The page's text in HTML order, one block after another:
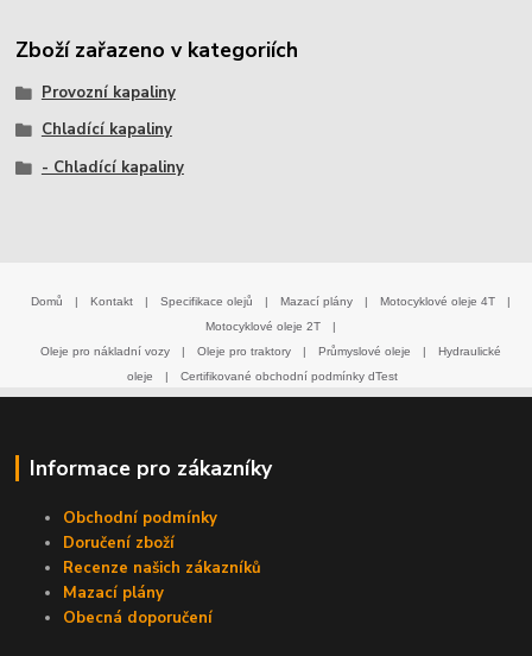
Zboží zařazeno v kategoriích
Provozní kapaliny
Chladící kapaliny
- Chladící kapaliny
Domů | Kontakt | Specifikace olejů | Mazací plány | Motocyklové oleje 4T
|
Motocyklové oleje 2T
|
Oleje pro nákladní vozy
| Oleje pro traktory | Průmyslové oleje |
Hydraulické
oleje
| Certifikované obchodní podmínky dTest
Informace pro zákazníky
Obchodní podmínky
Doručení zboží
Recenze našich zákazníků
Mazací plány
Obecná doporučení